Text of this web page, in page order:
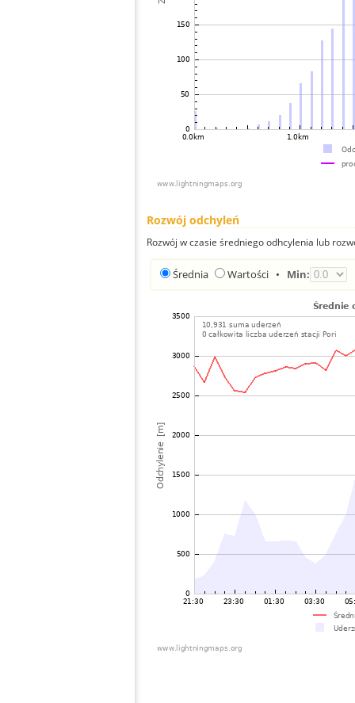
Rozwój odchyleń
Rozwój w czasie średniego odhcylenia lub
Średnia Wartości • Min: